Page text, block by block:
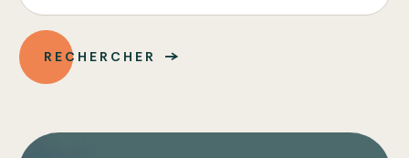
RECHERCHER